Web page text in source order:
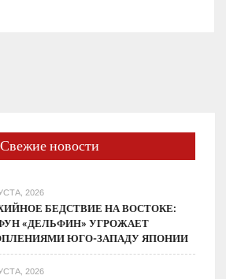
Свежие новости
2026
БЕДСТВИЕ НА ВОСТОКЕ:
«ДЕЛЬФИН» УГРОЖАЕТ
ЮГО-ЗАПАДУ ЯПОНИИ
2026